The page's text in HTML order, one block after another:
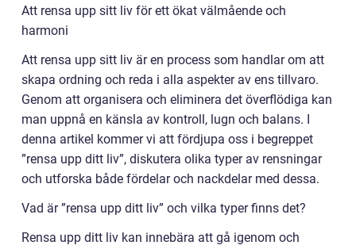
Att rensa upp sitt liv för ett ökat välmående och
harmoni
Att rensa upp sitt liv är en process som handlar om att
skapa ordning och reda i alla aspekter av ens tillvaro.
Genom att organisera och eliminera det överflödiga kan
man uppnå en känsla av kontroll, lugn och balans. I
denna artikel kommer vi att fördjupa oss i begreppet
”rensa upp ditt liv”, diskutera olika typer av rensningar
och utforska både fördelar och nackdelar med dessa.
Vad är ”rensa upp ditt liv” och vilka typer finns det?
Rensa upp ditt liv kan innebära att gå igenom och